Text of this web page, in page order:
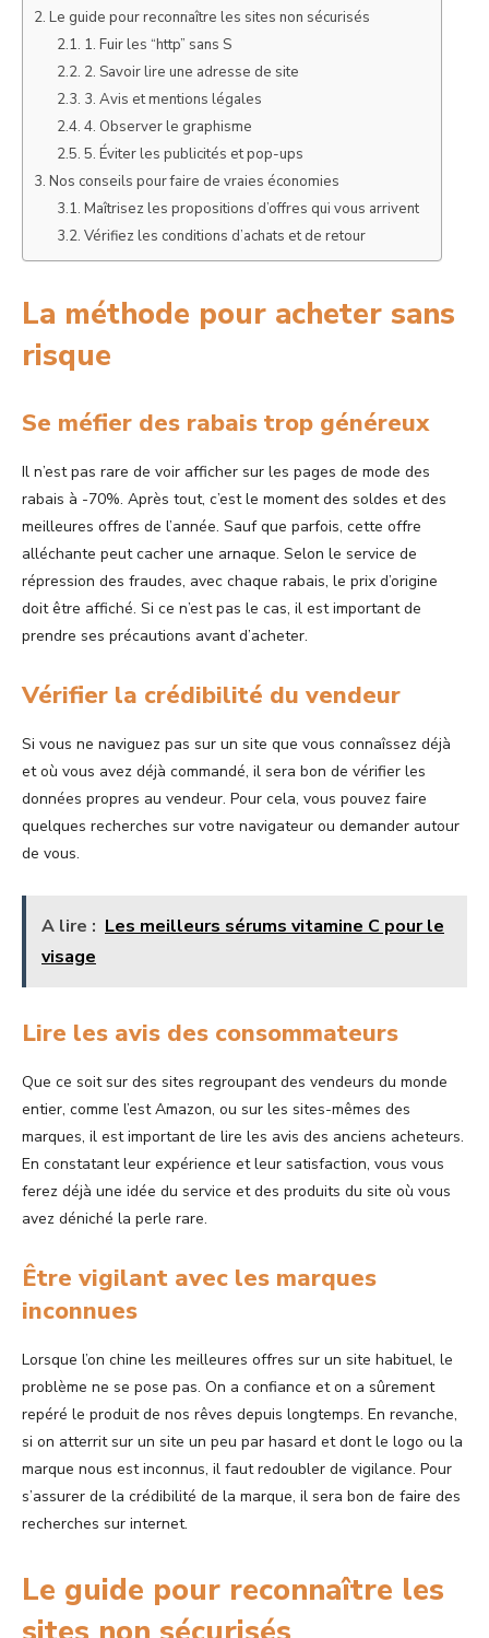
Le guide pour reconnaître les sites non sécurisés
1. Fuir les “http” sans S
2. Savoir lire une adresse de site
3. Avis et mentions légales
4. Observer le graphisme
5. Éviter les publicités et pop-ups
Nos conseils pour faire de vraies économies
Maîtrisez les propositions d’offres qui vous arrivent
Vérifiez les conditions d’achats et de retour
La méthode pour acheter sans
risque
Se méfier des rabais trop généreux
Il n’est pas rare de voir afficher sur les pages de mode des
rabais à -70%. Après tout, c’est le moment des soldes et des
meilleures offres de l’année. Sauf que parfois, cette offre
alléchante peut cacher une arnaque. Selon le service de
répression des fraudes, avec chaque rabais, le prix d’origine
doit être affiché. Si ce n’est pas le cas, il est important de
prendre ses précautions avant d’acheter.
Vérifier la crédibilité du vendeur
Si vous ne naviguez pas sur un site que vous connaîssez déjà
et où vous avez déjà commandé, il sera bon de vérifier les
données propres au vendeur. Pour cela, vous pouvez faire
quelques recherches sur votre navigateur ou demander autour
de vous.
A lire : Les meilleurs sérums vitamine C pour le
visage
Lire les avis des consommateurs
Que ce soit sur des sites regroupant des vendeurs du monde
entier, comme l’est Amazon, ou sur les sites-mêmes des
marques, il est important de lire les avis des anciens acheteurs.
En constatant leur expérience et leur satisfaction, vous vous
ferez déjà une idée du service et des produits du site où vous
avez déniché la perle rare.
Être vigilant avec les marques
inconnues
Lorsque l’on chine les meilleures offres sur un site habituel, le
problème ne se pose pas. On a confiance et on a sûrement
repéré le produit de nos rêves depuis longtemps. En revanche,
si on atterrit sur un site un peu par hasard et dont le logo ou la
marque nous est inconnus, il faut redoubler de vigilance. Pour
s’assurer de la crédibilité de la marque, il sera bon de faire des
recherches sur internet.
Le guide pour reconnaître les